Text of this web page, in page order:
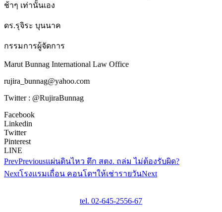
ช้าๆ เท่านั้นเอง
ดร.รุจิระ บุนนาค
กรรมการผู้จัดการ
Marut Bunnag International Law Office
rujira_bunnag@yahoo.com
Twitter : @RujiraBunnag
Facebook
Linkedin
Twitter
Pinterest
LINE
PrevPreviousแผ่นดินไหว ตึก สตง. ถล่ม ไม่ต้องรับผิด?
Nextโรงแรมเถื่อน คอนโดฯให้เช่ารายวันNext
tel. 02-645-2556-67